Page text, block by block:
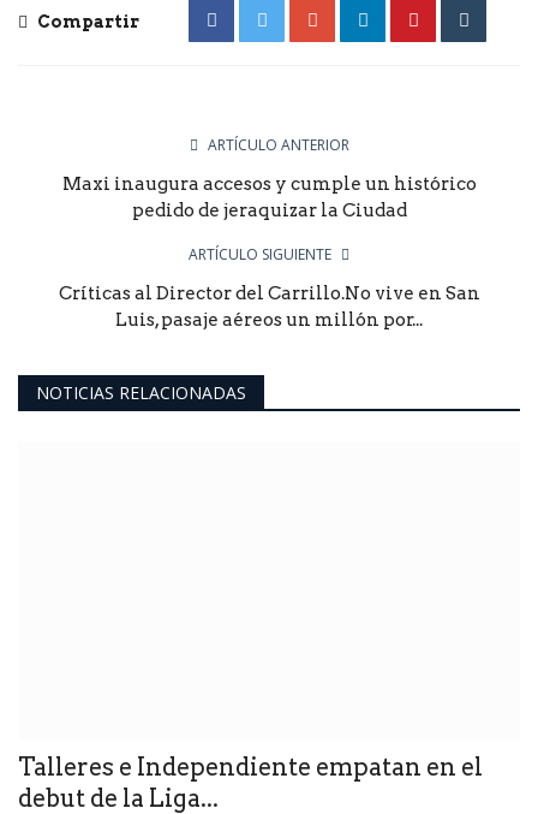
Compartir
ARTÍCULO ANTERIOR
Maxi inaugura accesos y cumple un histórico
pedido de jeraquizar la Ciudad
ARTÍCULO SIGUIENTE
Críticas al Director del Carrillo.No vive en San
Luis, pasaje aéreos un millón por...
NOTICIAS RELACIONADAS
Talleres e Independiente empatan en el
debut de la Liga...